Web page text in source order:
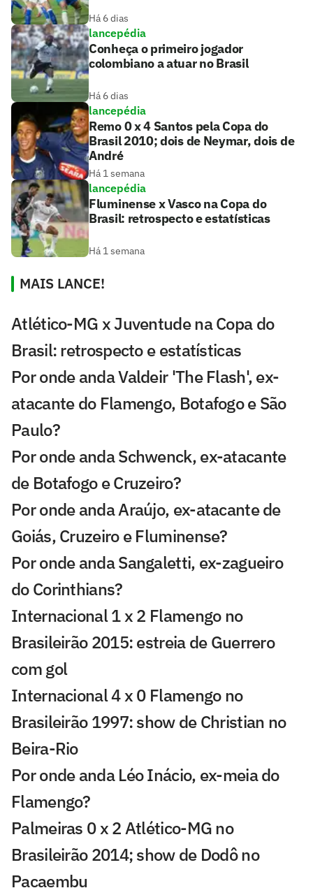
Há 6 dias
lancepédia
Conheça o primeiro jogador
colombiano a atuar no Brasil
Há 6 dias
lancepédia
Remo 0 x 4 Santos pela Copa do
Brasil 2010; dois de Neymar, dois de
André
Há 1 semana
lancepédia
Fluminense x Vasco na Copa do
Brasil: retrospecto e estatísticas
Há 1 semana
MAIS LANCE!
Atlético-MG x Juventude na Copa do
Brasil: retrospecto e estatísticas
Por onde anda Valdeir 'The Flash', ex-
atacante do Flamengo, Botafogo e São
Paulo?
Por onde anda Schwenck, ex-atacante
de Botafogo e Cruzeiro?
Por onde anda Araújo, ex-atacante de
Goiás, Cruzeiro e Fluminense?
Por onde anda Sangaletti, ex-zagueiro
do Corinthians?
Internacional 1 x 2 Flamengo no
Brasileirão 2015: estreia de Guerrero
com gol
Internacional 4 x 0 Flamengo no
Brasileirão 1997: show de Christian no
Beira-Rio
Por onde anda Léo Inácio, ex-meia do
Flamengo?
Palmeiras 0 x 2 Atlético-MG no
Brasileirão 2014; show de Dodô no
Pacaembu